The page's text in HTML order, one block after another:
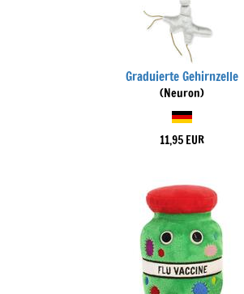
Graduierte Gehirnzelle
(Neuron)
11,95 EUR